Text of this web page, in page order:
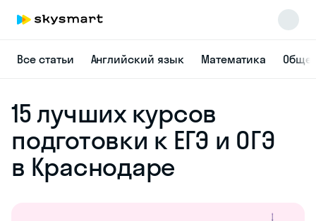
Все статьи Английский язык Математика
15 лучших курсов
подготовки к ЕГЭ и ОГЭ
в Краснодаре